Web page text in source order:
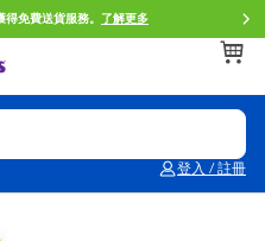
免費送貨服務。 了解更多
登入 / 註冊
具
弟